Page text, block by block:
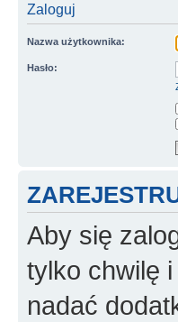
Zaloguj
Nazwa użytkownika:
Hasło:
Aby się
tylko chwilę
nadać